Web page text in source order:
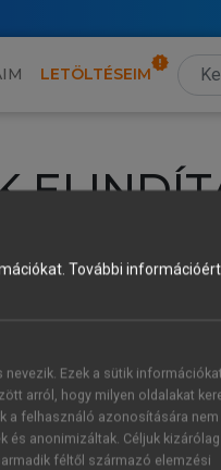
LETÖLTÉSEIM
azonosítóddal vagy
hozzáférésrevagy
vagy hozz
ÚJ FIÓK
1 óra
További
Ezek a sütik
arról, hogy milyen oldalakat
a felhasználó azonosítására nem
anonimizáltak. Céljuk
féltől származó elemzési